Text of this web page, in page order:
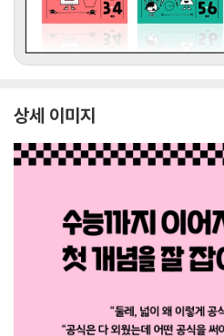
상세 이미지